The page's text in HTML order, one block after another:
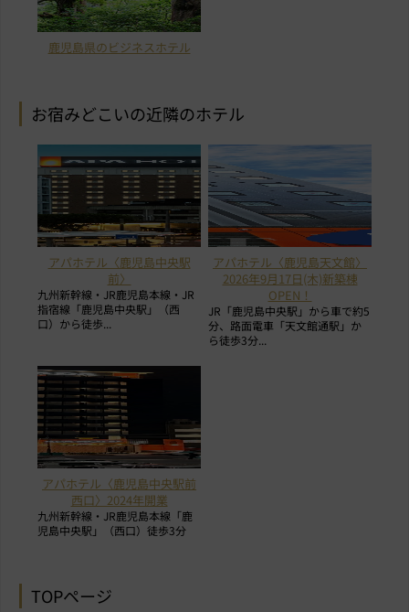
鹿児島県のビジネスホテル
お宿みどこいの近隣のホテル
アパホテル〈鹿児島中央駅
前〉
九州新幹線・JR鹿児島本線・JR
指宿線「鹿児島中央駅」（西
口）から徒歩...
アパホテル〈鹿児島天文館〉
2026年9月17日(木)新築棟
OPEN！
JR「鹿児島中央駅」から車で約5
分、路面電車「天文館通駅」か
ら徒歩3分...
アパホテル〈鹿児島中央駅前
西口〉2024年開業
九州新幹線・JR鹿児島本線「鹿
児島中央駅」（西口）徒歩3分
TOPページ